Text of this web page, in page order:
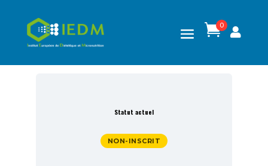
0

Statut actuel
NON-INSCRIT